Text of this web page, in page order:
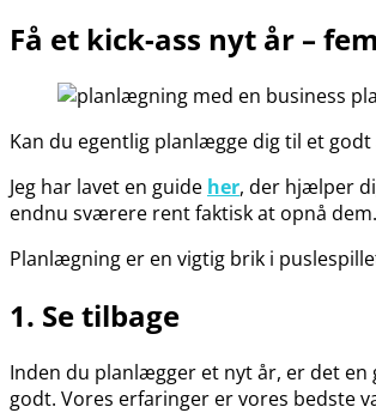
Få et kick-ass nyt år –
Kan du egentlig planlægge dig til et
Jeg har lavet en guide her, der hjælper
endnu sværere rent faktisk at opnå dem.
Planlægning er en vigtig brik i
1. Se tilbage
Inden du planlægger et nyt år, er det en
godt. Vores erfaringer er vores bedste